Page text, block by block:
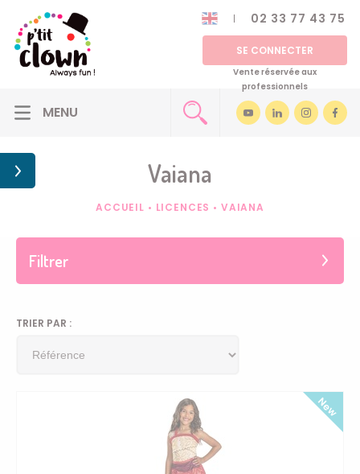
02 33 77 43 75
SE CONNECTER
Vente réservée aux
professionnels
Vaiana
ACCUEIL • LICENCES • VAIANA
Filtrer
TRIER PAR :